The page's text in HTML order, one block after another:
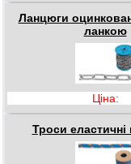
Ланцюги
ланкою
Ціна:
Троси еластичні